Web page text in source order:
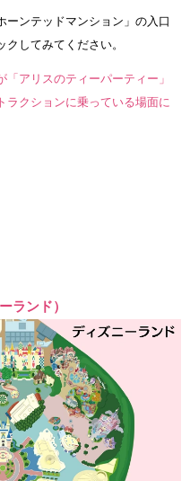
ーンテッドマンション」の入口
してみてください。
アリスのティーパーティー」
ラクションに乗っている場面に
ランド）